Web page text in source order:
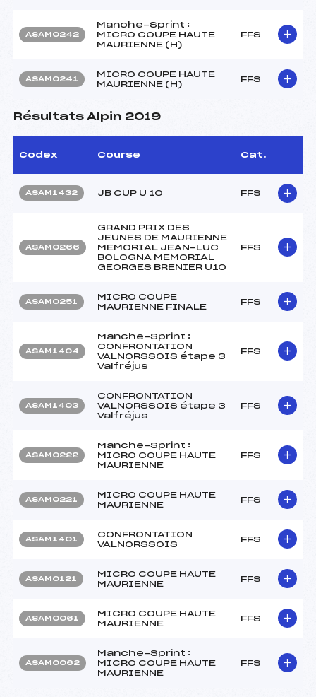
ASAM0242
Manche-Sprint :
MICRO COUPE HAUTE
MAURIENNE (H)
FFS
ASAM0241
MICRO COUPE HAUTE
MAURIENNE (H)
FFS
Résultats Alpin 2019
Codex Course Cat.
ASAM1432 JB CUP U 10 FFS
ASAM0266
GRAND PRIX DES
JEUNES DE MAURIENNE
MEMORIAL JEAN-LUC
BOLOGNA MEMORIAL
GEORGES BRENIER U10
FFS
ASAM0251
MICRO COUPE
MAURIENNE FINALE
FFS
ASAM1404
Manche-Sprint :
CONFRONTATION
VALNORSSOIS étape 3
Valfréjus
FFS
ASAM1403
CONFRONTATION
VALNORSSOIS étape 3
Valfréjus
FFS
ASAM0222
Manche-Sprint :
MICRO COUPE HAUTE
MAURIENNE
FFS
ASAM0221
MICRO COUPE HAUTE
MAURIENNE
FFS
ASAM1401
CONFRONTATION
VALNORSSOIS
FFS
ASAM0121
MICRO COUPE HAUTE
MAURIENNE
FFS
ASAM0061
MICRO COUPE HAUTE
MAURIENNE
FFS
ASAM0062
Manche-Sprint :
MICRO COUPE HAUTE
MAURIENNE
FFS